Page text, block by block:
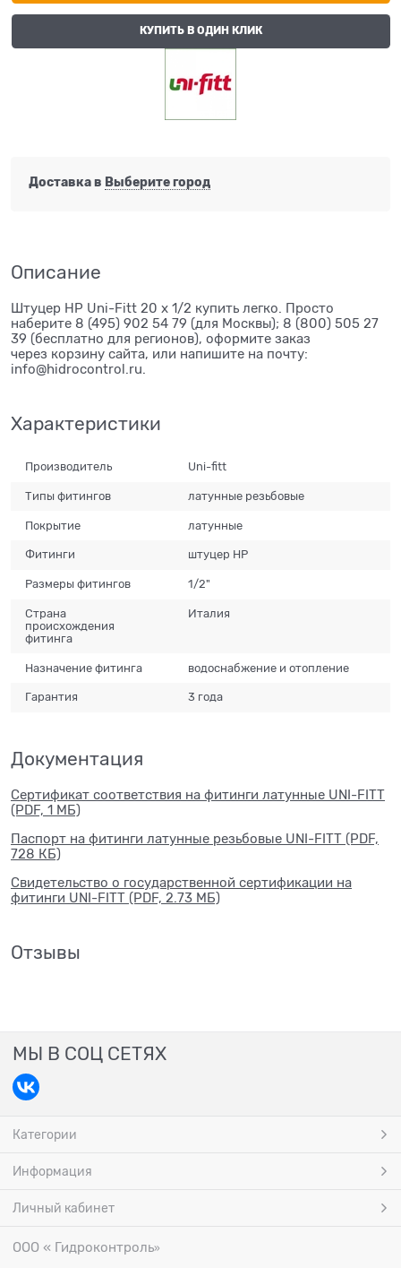
КУПИТЬ В ОДИН КЛИК
Доставка в Выберите город
Описание
Штуцер НР Uni-Fitt 20 x 1/2 купить легко. Просто
наберите 8 (495) 902 54 79 (для Москвы); 8 (800) 505 27
39 (бесплатно для регионов), оформите заказ
через корзину сайта, или напишите на почту:
info@hidrocontrol.ru.
Характеристики
Производитель Uni-fitt
Типы фитингов латунные резьбовые
Покрытие латунные
Фитинги штуцер НР
Размеры фитингов 1/2"
Страна
происхождения
фитинга
Италия
Назначение фитинга водоснабжение и отопление
Гарантия 3 года
Документация
Сертификат соответствия на фитинги латунные UNI-FITT
(PDF, 1 МБ)
Паспорт на фитинги латунные резьбовые UNI-FITT (PDF,
728 КБ)
Свидетельство о государственной сертификации на
фитинги UNI-FITT (PDF, 2.73 МБ)
Отзывы
МЫ В СОЦ СЕТЯХ
Категории
Информация
Личный кабинет
ООО « Гидроконтроль»